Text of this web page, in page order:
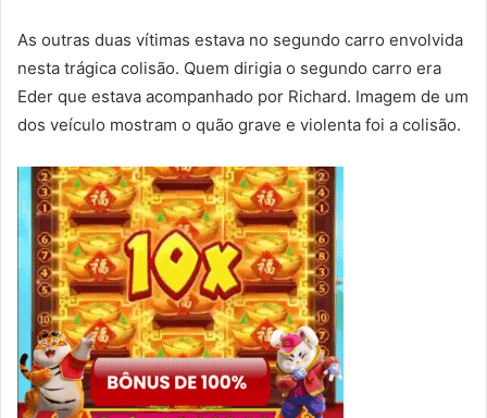
As outras duas vítimas estava no segundo carro envolvida
nesta trágica colisão. Quem dirigia o segundo carro era
Eder que estava acompanhado por Richard. Imagem de um
dos veículo mostram o quão grave e violenta foi a colisão.